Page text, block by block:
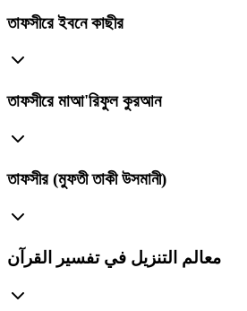
তাফসীরে ইবনে কাছীর
তাফসীরে মাআ'রিফুল কুরআন
তাফসীর (মুফতী তাকী উসমানী)
معالم التنزيل في تفسير القرآن